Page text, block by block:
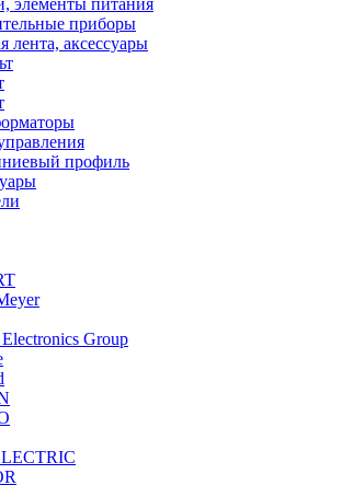
элементы питания
приборы
лента, аксессуары
профиль
Group